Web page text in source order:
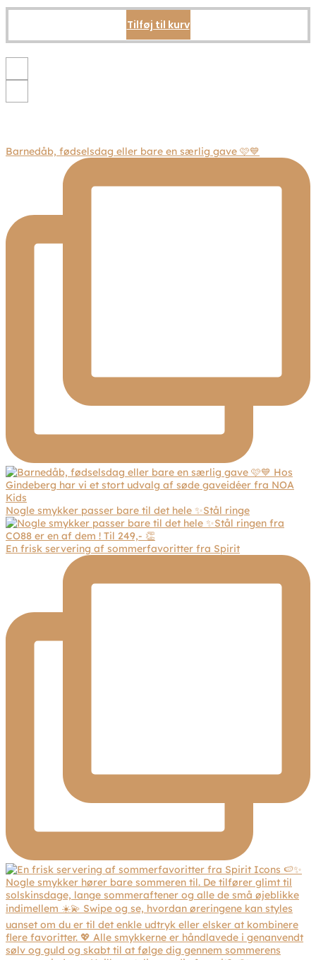
på
Tilføj til kurv
Barnedåb, fødselsdag eller bare en særlig gave 🩷💙
Nogle smykker passer bare til det hele ✨Stål ringe
En frisk servering af sommerfavoritter fra Spirit